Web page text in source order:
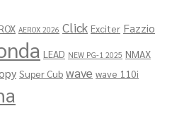
AEROX 2026 Click Exciter Fazzio
LEAD NEW PG-1 2025 NMAX
Super Cub wave wave 110i